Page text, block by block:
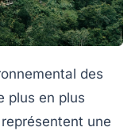
des
plus en plus
représentent une